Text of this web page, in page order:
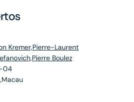
Kremer,Pierre-Laurent
Boulez
04